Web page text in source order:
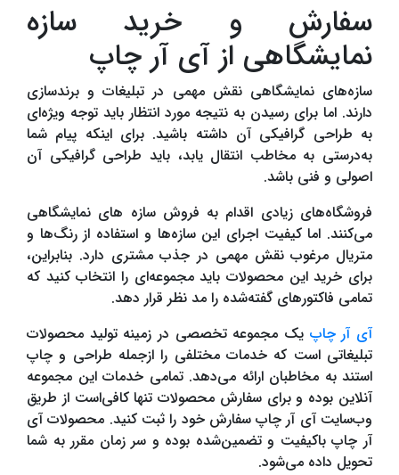
سفارش و خرید سازه
نمایشگاهی از آی آر چاپ
سازه‌های نمایشگاهی نقش مهمی در تبلیغات و برندسازی
دارند. اما برای رسیدن به نتیجه مورد انتظار باید توجه ویژه‌ای
به طراحی گرافیکی آن داشته باشید. برای اینکه پیام شما
به‌درستی به مخاطب انتقال یابد، باید طراحی گرافیکی آن
اصولی و فنی باشد.
فروشگاه‌های زیادی اقدام به فروش سازه های نمایشگاهی
می‌کنند. اما کیفیت اجرای این سازه‌ها و استفاده از رنگ‌ها و
متریال مرغوب نقش مهمی در جذب مشتری دارد. بنابراین،
برای خرید این محصولات باید مجموعه‌ای را انتخاب کنید که
تمامی فاکتورهای گفته‌شده را مد نظر قرار دهد.
آی آر چاپ یک مجموعه تخصصی در زمینه تولید محصولات
تبلیغاتی است که خدمات مختلفی را ازجمله طراحی و چاپ
استند به مخاطبان ارائه می‌دهد. تمامی خدمات این مجموعه
آنلاین بوده و برای سفارش محصولات تنها کافی‌است از طریق
وب‌سایت آی آر چاپ سفارش خود را ثبت کنید. محصولات آی
آر چاپ باکیفیت و تضمین‌شده بوده و سر زمان مقرر به شما
تحویل داده می‌شود.